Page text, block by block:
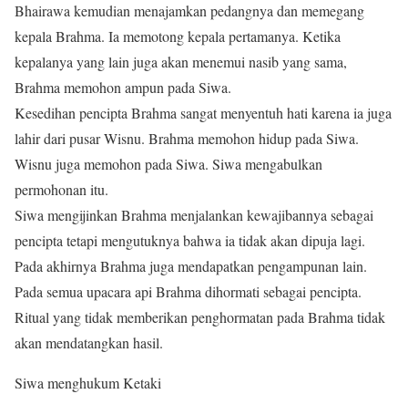
Bhairawa kemudian menajamkan pedangnya dan memegang
kepala Brahma. Ia memotong kepala pertamanya. Ketika
kepalanya yang lain juga akan menemui nasib yang sama,
Brahma memohon ampun pada Siwa.
Kesedihan pencipta Brahma sangat menyentuh hati karena ia juga
lahir dari pusar Wisnu. Brahma memohon hidup pada Siwa.
Wisnu juga memohon pada Siwa. Siwa mengabulkan
permohonan itu.
Siwa mengijinkan Brahma menjalankan kewajibannya sebagai
pencipta tetapi mengutuknya bahwa ia tidak akan dipuja lagi.
Pada akhirnya Brahma juga mendapatkan pengampunan lain.
Pada semua upacara api Brahma dihormati sebagai pencipta.
Ritual yang tidak memberikan penghormatan pada Brahma tidak
akan mendatangkan hasil.
Siwa menghukum Ketaki